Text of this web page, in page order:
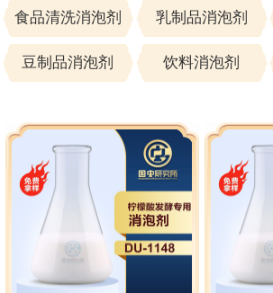
食品清洗消泡剂 乳制品消泡剂
豆制品消泡剂 饮料消泡剂